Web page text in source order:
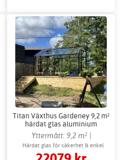
Titan Växthus Gardeney 9,2 m²
härdat glas aluminium
fristående + Växthustillbehör
Yttermått: 9,2 m² |
Innermått: 8,8 m²
Härdat glas för säkerhet & enkel
rengöring